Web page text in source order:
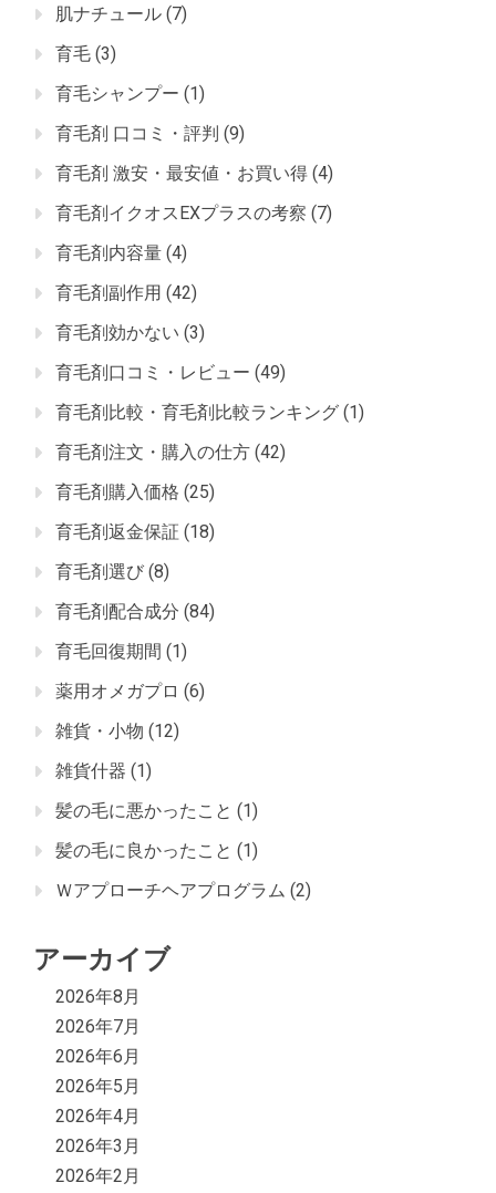
肌ナチュール (7)
育毛 (3)
育毛シャンプー (1)
育毛剤 口コミ・評判 (9)
育毛剤 激安・最安値・お買い得 (4)
育毛剤イクオスEXプラスの考察 (7)
育毛剤内容量 (4)
育毛剤副作用 (42)
育毛剤効かない (3)
育毛剤口コミ・レビュー (49)
育毛剤比較・育毛剤比較ランキング (1)
育毛剤注文・購入の仕方 (42)
育毛剤購入価格 (25)
育毛剤返金保証 (18)
育毛剤選び (8)
育毛剤配合成分 (84)
育毛回復期間 (1)
薬用オメガプロ (6)
雑貨・小物 (12)
雑貨什器 (1)
髪の毛に悪かったこと (1)
髪の毛に良かったこと (1)
Ｗアプローチヘアプログラム (2)
アーカイブ
2026年8月
2026年7月
2026年6月
2026年5月
2026年4月
2026年3月
2026年2月